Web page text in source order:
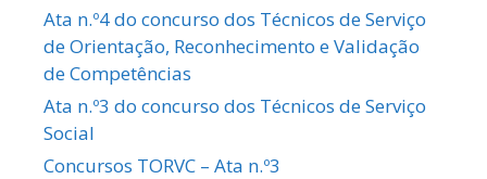
Ata n.º4 do concurso dos Técnicos de Serviço
de Orientação, Reconhecimento e Validação
de Competências
Ata n.º3 do concurso dos Técnicos de Serviço
Social
Concursos TORVC – Ata n.º3